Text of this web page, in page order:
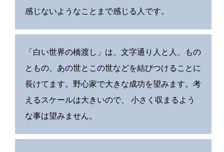
感じないようなことまで感じる人です。
「白い世界の橋渡し」は、文字通り人と人、もの
ともの、あの世とこの世などを結びつけることに
長けてます。野心家で大きな成功を望みます。考
えるスケールは大きいので、 小さく収まるよう
な事は望みません。